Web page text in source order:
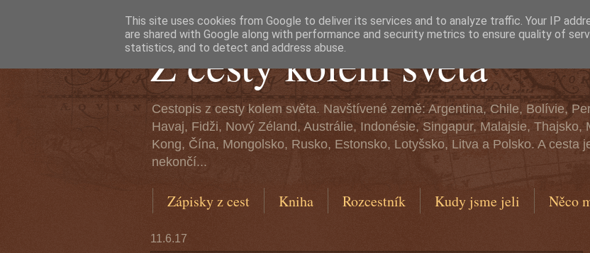
Z cesty kolem světa
Cestopis z cesty kolem světa. Navštívené země: Argentina, Chile, Bolívie,
Havaj, Fidži, Nový Zéland, Austrálie, Indonésie, Singapur, Malajsie, Thajsko,
Kong, Čína, Mongolsko, Rusko, Estonsko, Lotyšsko, Litva a Polsko. A cesta
nekončí...
Zápisky z cest Kniha Rozcestník Kudy jsme jeli Něco
11.6.17
This site uses cookies from Google to deliver its services and to analyze traffic. Your IP
are shared with Google along with performance and security metrics to ensure quality of
statistics, and to detect and address abuse.